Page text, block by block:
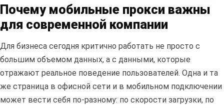
Почему мобильные прокси важны
для современной компании
Для бизнеса сегодня критично работать не просто с
большим объемом данных, а с данными, которые
отражают реальное поведение пользователей. Одна и та
же страница в офисной сети и в мобильном подключении
может вести себя по-разному: по скорости загрузки, по